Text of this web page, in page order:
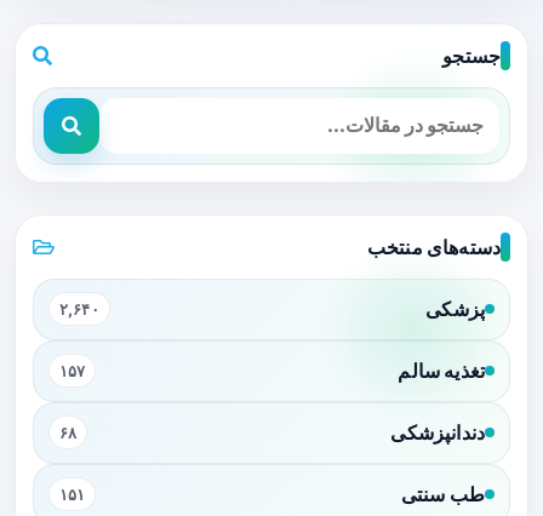
جستجو
دسته‌های منتخب
پزشکی ۲,۶۴۰
تغذیه سالم ۱۵۷
دندانپزشکی ۶۸
طب سنتی ۱۵۱